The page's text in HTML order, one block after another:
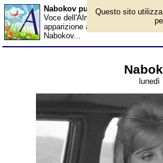
Nabokov pubblica Lolita -
Voce dell'Almanacco del 18
apparizione a Parigi passata
Nabokov...
lunedì
Questo sito